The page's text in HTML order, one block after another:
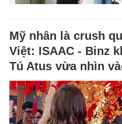
Mỹ nhân là crush
Việt: ISAAC - Binz
Tú Atus vừa nhìn